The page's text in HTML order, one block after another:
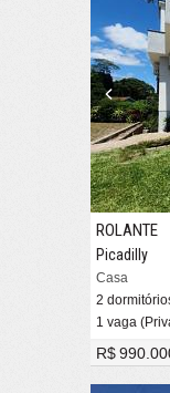
ROLANTE
Picadilly
Casa
2
1 vaga
R$